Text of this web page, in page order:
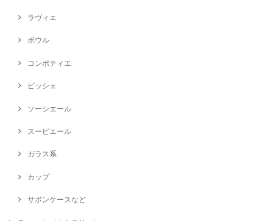
ラヴィエ
ボウル
コンポティエ
ピッシェ
ソーシエール
スーピエール
ガラス系
カップ
サボンケースなど